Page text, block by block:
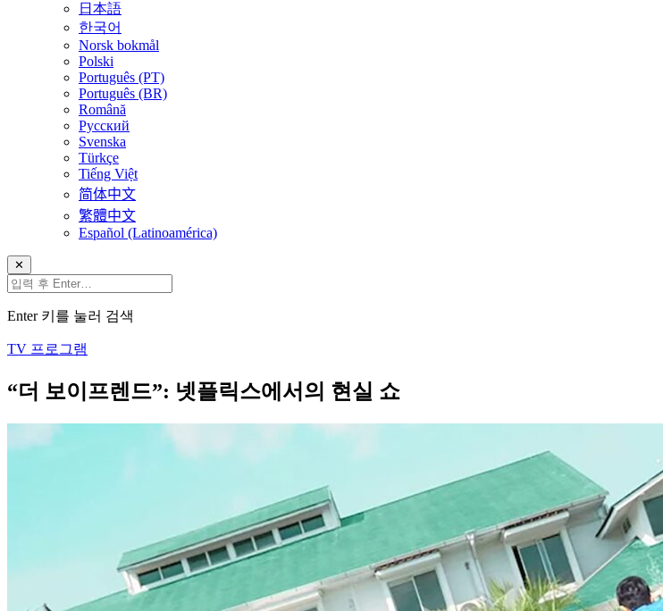
日本語
한국어
Norsk bokmål
Polski
Português (PT)
Português (BR)
Română
Русский
Svenska
Türkçe
Tiếng Việt
简体中文
繁體中文
Español (Latinoamérica)
✕
Enter 키를 눌러 검색
TV 프로그램
“더 보이프렌드”: 넷플릭스에서의 현실 쇼